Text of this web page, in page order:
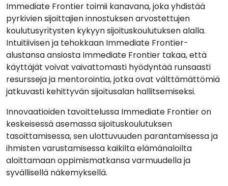
Immediate Frontier toimii kanavana, joka yhdistää
pyrkivien sijoittajien innostuksen arvostettujen
koulutusyritysten kykyyn sijoituskoulutuksen alalla.
Intuitiivisen ja tehokkaan Immediate Frontier-
alustansa ansiosta Immediate Frontier takaa, että
käyttäjät voivat vaivattomasti hyödyntää runsaasti
resursseja ja mentorointia, jotka ovat välttämättömiä
jatkuvasti kehittyvän sijoitusalan hallitsemiseksi.
Innovaatioiden tavoittelussa Immediate Frontier on
keskeisessä asemassa sijoituskoulutuksen
tasoittamisessa, sen ulottuvuuden parantamisessa ja
ihmisten varustamisessa kaikilta elämänaloilta
aloittamaan oppimismatkansa varmuudella ja
syvällisellä näkemyksellä.